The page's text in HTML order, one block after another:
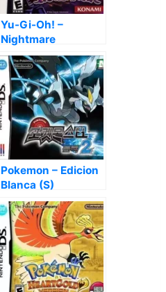
Yu-Gi-Oh! –
Nightmare
Troubadour
Pokemon – Edicion
Blanca (S)